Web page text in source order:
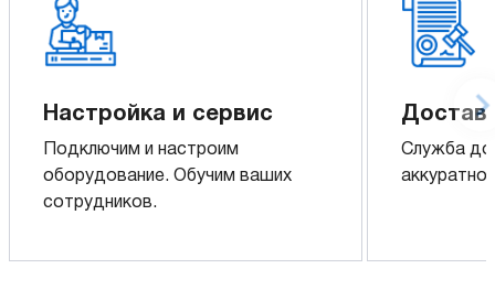
Настройка и сервис
Подключим и настроим
оборудование. Обучим ваших
сотрудников.
Служба
аккуратно